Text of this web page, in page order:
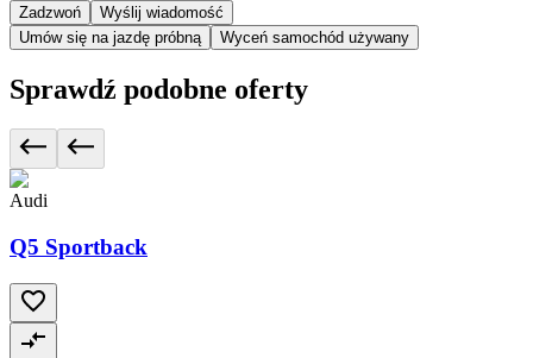
Zadzwoń
Wyślij wiadomość
Umów się na jazdę próbną
Wyceń samochód używany
Sprawdź podobne oferty
Audi
Q5 Sportback